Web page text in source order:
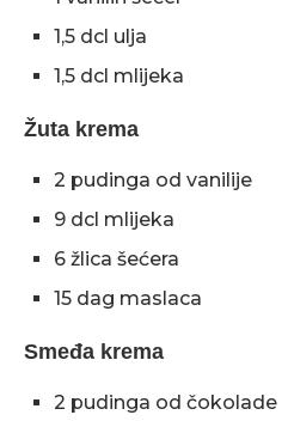
1,5 dcl ulja
1,5 dcl mlijeka
Žuta krema
2 pudinga od vanilije
9 dcl mlijeka
6 žlica šećera
15 dag maslaca
Smeđa krema
2 pudinga od čokolade